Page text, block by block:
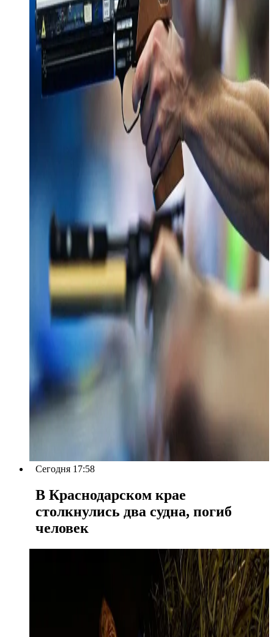
Сегодня 17:58
В Краснодарском крае
столкнулись два судна, погиб
человек